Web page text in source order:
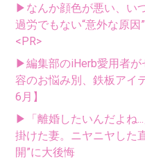
▶なんか顔色が悪い、い
過労でもない“意外な原因
<PR>
▶編集部のiHerb愛用者が
容のお悩み別、鉄板アイ
6月】
▶「離婚したいんだよね
掛けた妻。ニヤニヤした
開”に大後悔